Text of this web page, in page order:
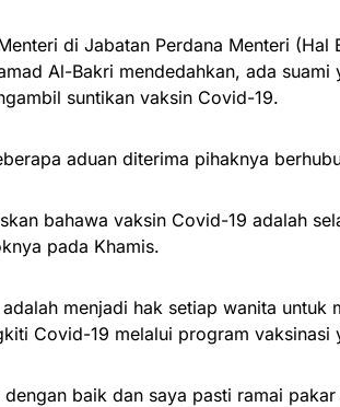
di Jabatan Perdana Menteri
Al-Bakri mendedahkan, ada
suntikan vaksin Covid-19.
aduan diterima pihaknya
bahawa vaksin Covid-19 adalah
pada Khamis.
menjadi hak setiap wanita untuk
Covid-19 melalui program vaksinasi
dengan baik dan saya pasti ramai